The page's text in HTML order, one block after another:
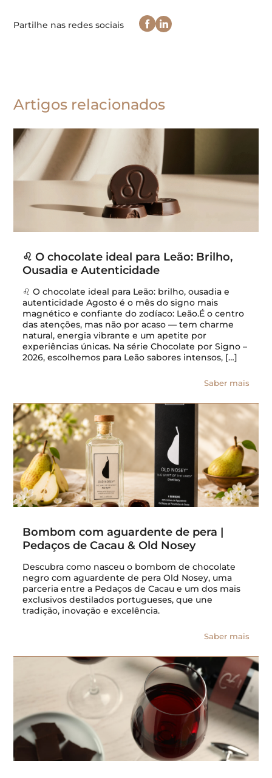
Partilhe nas redes sociais
Artigos relacionados
♌ O chocolate ideal para Leão: Brilho,
Ousadia e Autenticidade
♌ O chocolate ideal para Leão: brilho, ousadia e
autenticidade Agosto é o mês do signo mais
magnético e confiante do zodíaco: Leão.É o centro
das atenções, mas não por acaso — tem charme
natural, energia vibrante e um apetite por
experiências únicas. Na série Chocolate por Signo –
2026, escolhemos para Leão sabores intensos, […]
Saber mais
Bombom com aguardente de pera |
Pedaços de Cacau & Old Nosey
Descubra como nasceu o bombom de chocolate
negro com aguardente de pera Old Nosey, uma
parceria entre a Pedaços de Cacau e um dos mais
exclusivos destilados portugueses, que une
tradição, inovação e excelência.
Saber mais